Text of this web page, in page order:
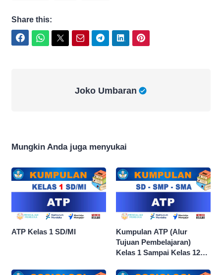
Share this:
Joko Umbaran
Mungkin Anda juga menyukai
ATP Kelas 1 SD/MI
Kumpulan ATP (Alur
Tujuan Pembelajaran)
Kelas 1 Sampai Kelas 12